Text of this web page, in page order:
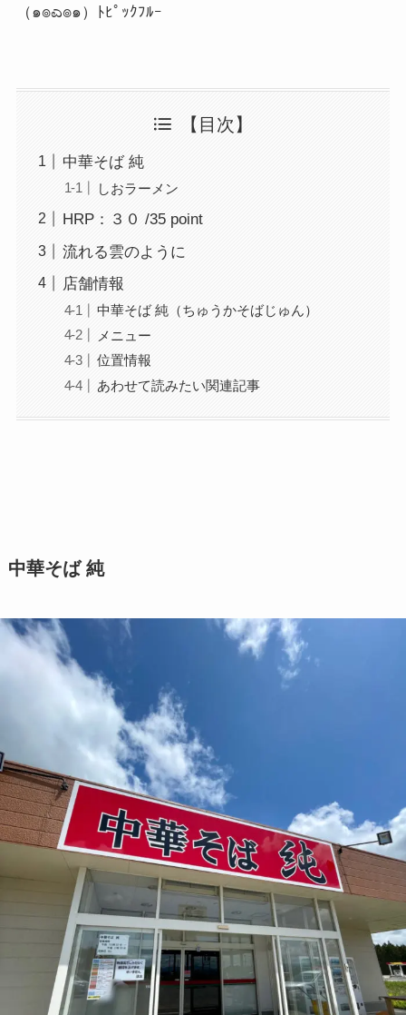
（๑๏ಎ๏๑）ﾄﾋﾟｯｸﾌﾙｰ
【目次】
中華そば 純
しおラーメン
HRP：３０ /35 point
流れる雲のように
店舗情報
中華そば 純（ちゅうかそばじゅん）
メニュー
位置情報
あわせて読みたい関連記事
中華そば 純